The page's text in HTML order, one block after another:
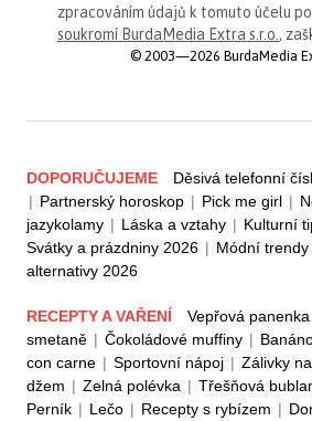
zpracováním údajů k tomuto účelu
soukromí BurdaMedia Extra s.r.o. ,
© 2003—2026 BurdaMedia
DOPORUČUJEME Děsivá telefonní
| Partnerský horoskop | Pick me girl |
jazykolamy | Láska a vztahy | Kulturní
Svátky a prázdniny 2026 | Módní
alternativy 2026
RECEPTY A VAŘENÍ Vepřová panenka
smetaně | Čokoládové muffiny |
con carne | Sportovní nápoj | Zálivky
džem | Zelná polévka | Třešňová
Perník | Lečo | Recepty s rybízem |